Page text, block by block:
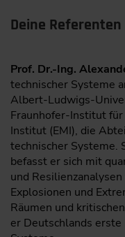
Deine Referenten
Prof. Dr.-Ing.
technischer Systeme
Albert-Ludwigs-
Fraunhofer-Institut
Institut (EMI), die
technischer Systeme.
befasst er sich mit
und
Explosionen und
Räumen und
er Deutschlands